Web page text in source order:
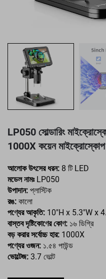
LP050 সোল্ডারিং
1000X কয়েন মাইক্রোস্কোপ
আলোক উৎসের ধরন: 8 টি LED
মডেল নামঃ LP050
উপাদান: প্লাস্টিক
রঙ: কালো
পণ্যের আকৃতি: 10"H x 5.3"W x
বাস্তব দৃষ্টিকোণের কোণ: ১৬ ডিগ্রি
বড় করার সর্বোচ্চ হার: 1000X
পণ্যের ওজন: ১.৫৪ পাউন্ড
ভোল্টেজ: 3.7 ভোল্ট